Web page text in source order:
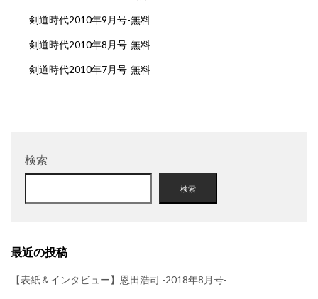
剣道時代2010年9月号-無料
剣道時代2010年8月号-無料
剣道時代2010年7月号-無料
検索
検索
最近の投稿
【表紙＆インタビュー】恩田浩司 -2018年8月号-